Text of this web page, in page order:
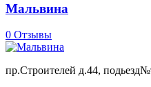
Мальвина
0 Отзывы
пр.Строителей д.44,